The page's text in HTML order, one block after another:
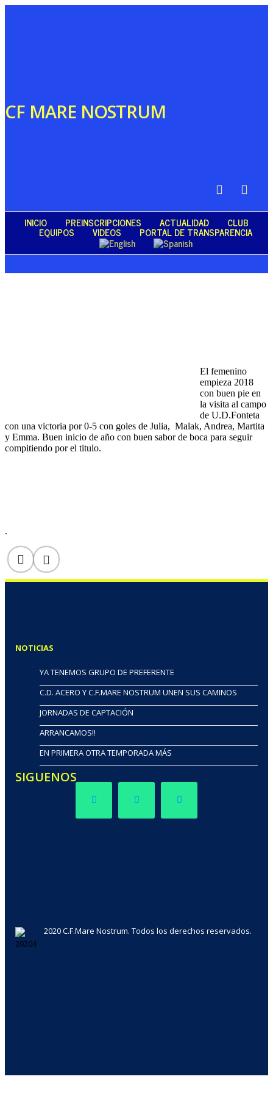
CF MARE NOSTRUM
INICIO PREINSCRIPCIONES ACTUALIDAD CLUB
EQUIPOS VIDEOS PORTAL DE TRANSPARENCIA
El femenino
empieza 2018
con buen pie en
la visita al campo
de U.D.Fonteta
con una victoria por 0-5 con goles de Julia, Malak, Andrea, Martita
y Emma. Buen inicio de año con buen sabor de boca para seguir
compitiendo por el titulo.
.
NOTICIAS
YA TENEMOS GRUPO DE PREFERENTE
C.D. ACERO Y C.F.MARE NOSTRUM UNEN SUS CAMINOS
JORNADAS DE CAPTACIÓN
ARRANCAMOS!!
EN PRIMERA OTRA TEMPORADA MÁS
SIGUENOS
2020 C.F.Mare Nostrum. Todos los derechos reservados.